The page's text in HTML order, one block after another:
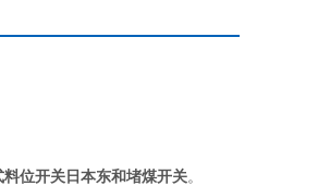
料位开关日本东和堵煤开关。